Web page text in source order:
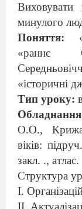
Виховувати
минулого
Поняття:
«раннє
«історичні
Тип уроку:
О.О.,
віків:
закл. ., атлас.
Структура
І.
ІІ.